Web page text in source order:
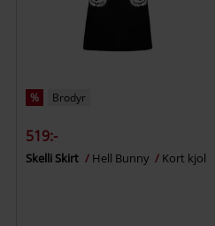
% Brodyr
519:-
Skelli Skirt Hell Bunny Kort kjol